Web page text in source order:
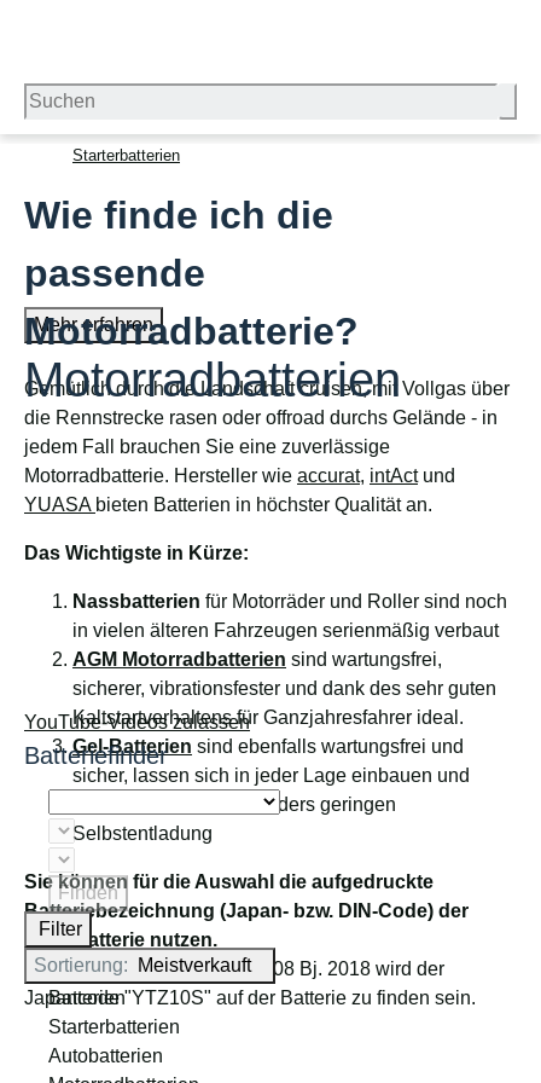
Starterbatterien
Wie finde ich die
passende
Motorradbatterie?
Gemütlich durch die Landschaft cruisen, mit Vollgas über
die Rennstrecke rasen oder offroad durchs Gelände - in
jedem Fall brauchen Sie eine zuverlässige
Motorradbatterie. Hersteller wie accurat, intActund
YUASA bieten Batterien in höchster Qualität an.
Das Wichtigste in Kürze:
Nassbatterien für Motorräder und Roller sind noch
in vielen älteren Fahrzeugen serienmäßig verbaut
AGM Motorradbatterien sind wartungsfrei,
sicherer, vibrationsfester und dank des sehr guten
Kaltstartverhaltens für Ganzjahresfahrer ideal.
Gel-Batterien sind ebenfalls wartungsfrei und
sicher, lassen sich in jeder Lage einbauen und
punkten mit einer besonders geringen
Selbstentladung
Sie können für die Auswahl die aufgedruckte
Batteriebezeichnung (Japan- bzw. DIN-Code) der
alten Batterie nutzen.
Beispiel: Für die Yamaha MT08 Bj. 2018 wird der
Japancode "YTZ10S" auf der Batterie zu finden sein.
Mehr erfahren
Motorradbatterien
YouTube-Videos zulassen
Batteriefinder
Finden
Filter
Sortierung:
Meistverkauft
Batterien
Starterbatterien
Autobatterien